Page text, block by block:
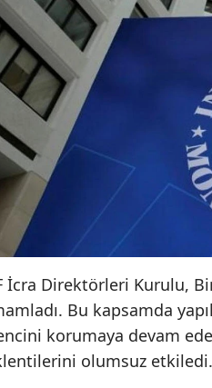
İcra Direktörleri Kurulu,
Bu kapsamda
korumaya devam
olumsuz etkiledi.